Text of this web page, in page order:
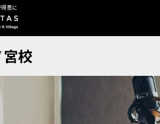
意に
校